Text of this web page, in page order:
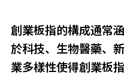
創業板指的構成通常
於科技、生物醫藥、
業多樣性使得創業板